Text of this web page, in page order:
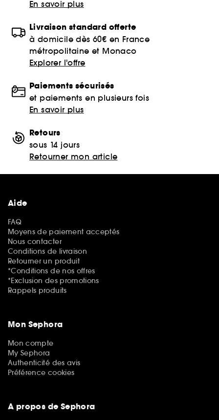
En savoir plus
Livraison standard offerte
à domicile dès 60€ en France
métropolitaine et Monaco
Explorer l'offre
Paiements sécurisés
et paiements en plusieurs fois
En savoir plus
Retours
sous 14 jours
Retourner mon article
Aide
FAQ
Moyens de paiement acceptés
Nous contacter
Conditions de livraison
Retourner un produit
*Conditions de nos offres
*Exclusion des promotions
Rappels produits
Mon Sephora
Mon compte
My Sephora
Authenticité des avis
Préférence cookies
A propos de Sephora